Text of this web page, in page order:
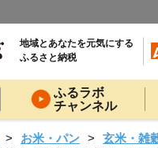
地域とあなたを元気にする
ふるさと納税
ふるラボ
チャンネル
お米・パン
玄米・雑